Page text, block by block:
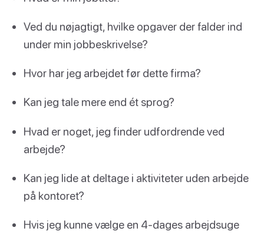
Ved du nøjagtigt, hvilke opgaver der falder ind
under min jobbeskrivelse?
Hvor har jeg arbejdet før dette firma?
Kan jeg tale mere end ét sprog?
Hvad er noget, jeg finder udfordrende ved
arbejde?
Kan jeg lide at deltage i aktiviteter uden arbejde
på kontoret?
Hvis jeg kunne vælge en 4-dages arbejdsuge